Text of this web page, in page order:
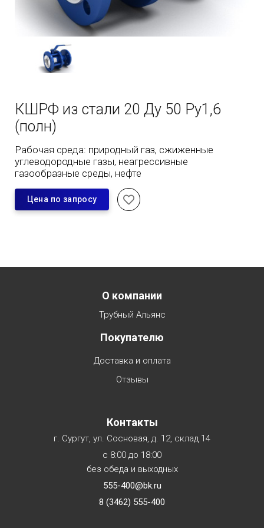
КШРФ из стали 20 Ду 50 Ру1,6
(полн)
Рабочая среда: природный газ, сжиженные
углеводородные газы, неагрессивные
газообразные среды, нефте
Цена по запросу
Menu footerО компании
Трубный Альянс
Покупателю
Доставка и оплата
Отзывы
Контакты
г. Сургут, ул. Сосновая, д. 12, склад 14
с 8:00 до 18:00
без обеда и выходных
555-400@bk.ru
8 (3462) 555-400